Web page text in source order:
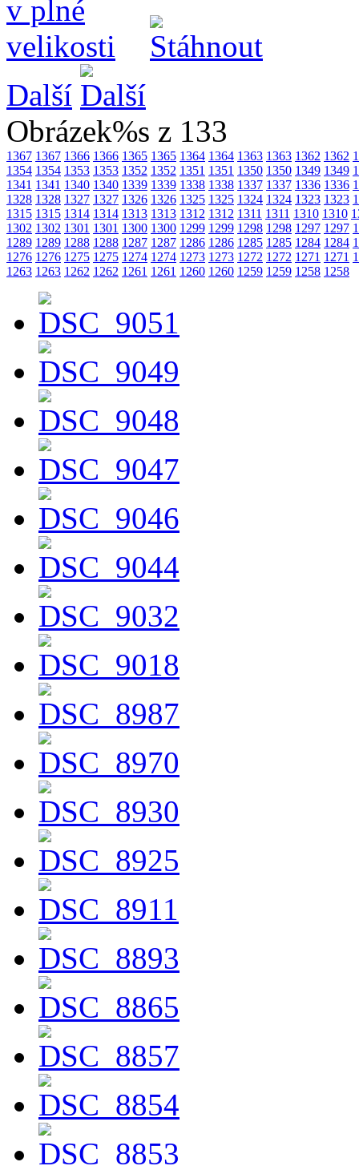
Další
Obrázek%s z 133
1367 1367 1366 1366 1365 1365 1364 1364 1363 1363 1362 1362
1354 1354 1353 1353 1352 1352 1351 1351 1350 1350 1349 1349
1341 1341 1340 1340 1339 1339 1338 1338 1337 1337 1336 1336
1328 1328 1327 1327 1326 1326 1325 1325 1324 1324 1323 1323
1315 1315 1314 1314 1313 1313 1312 1312 1311 1311 1310 1310
1302 1302 1301 1301 1300 1300 1299 1299 1298 1298 1297 1297
1289 1289 1288 1288 1287 1287 1286 1286 1285 1285 1284 1284
1276 1276 1275 1275 1274 1274 1273 1273 1272 1272 1271 1271
1263 1263 1262 1262 1261 1261 1260 1260 1259 1259 1258 1258